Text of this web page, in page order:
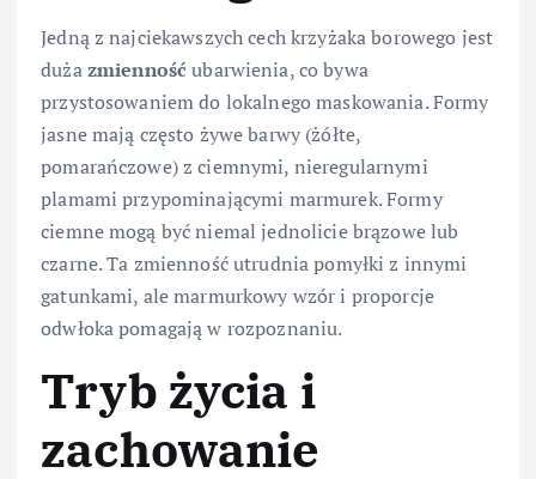
Jedną z najciekawszych cech krzyżaka borowego jest
dużazmienność ubarwienia, co bywa
przystosowaniem do lokalnego maskowania. Formy
jasne mają często żywe barwy (żółte,
pomarańczowe) z ciemnymi, nieregularnymi
plamami przypominającymi marmurek. Formy
ciemne mogą być niemal jednolicie brązowe lub
czarne. Ta zmienność utrudnia pomyłki z innymi
gatunkami, ale marmurkowy wzór i proporcje
odwłoka pomagają w rozpoznaniu.
Tryb życia i
zachowanie